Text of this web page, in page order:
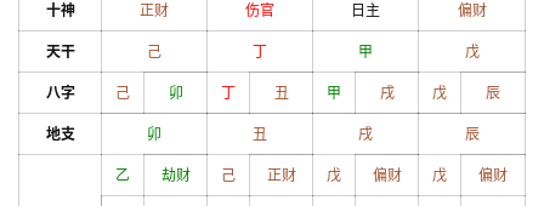
十神 正财 伤官 日主 偏财
天干 己 丁 甲 戊
八字 己 卯 丁 丑 甲 戌 戊 辰
地支 卯 丑 戌 辰
乙 劫财 己 正财 戊 偏财 戊 偏财